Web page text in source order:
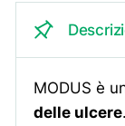
MODUS è
delle ulcere